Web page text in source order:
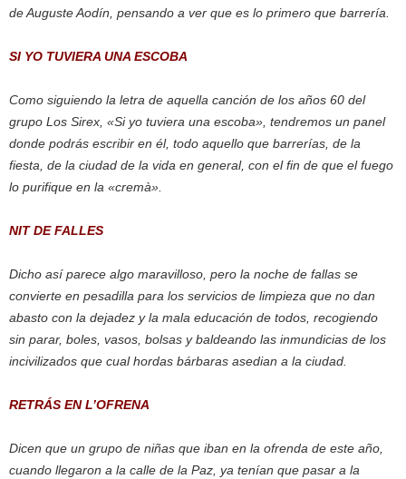
de Auguste Aodín, pensando a ver que es lo primero que barrería.
SI YO TUVIERA UNA ESCOBA
Como siguiendo la letra de aquella canción de los años 60 del
grupo Los Sirex, «Si yo tuviera una escoba», tendremos un panel
donde podrás escribir en él, todo aquello que barrerías, de la
fiesta, de la ciudad de la vida en general, con el fin de que el fuego
lo purifique en la «cremà».
NIT DE FALLES
Dicho así parece algo maravilloso, pero la noche de fallas se
convierte en pesadilla para los servicios de limpieza que no dan
abasto con la dejadez y la mala educación de todos, recogiendo
sin parar, boles, vasos, bolsas y baldeando las inmundicias de los
incivilizados que cual hordas bárbaras asedian a la ciudad.
RETRÁS EN L’OFRENA
Dicen que un grupo de niñas que iban en la ofrenda de este año,
cuando llegaron a la calle de la Paz, ya tenían que pasar a la